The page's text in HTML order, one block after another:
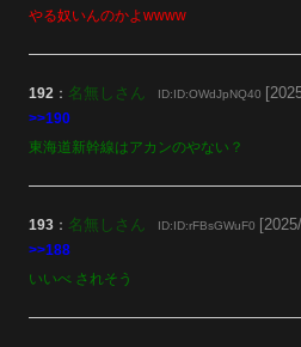
やる奴いんのかよwwww
192 ： 名無しさん ID:ID:OWdJpNQ40
>>190
東海道新幹線はアカンのやない？
193 ： 名無しさん ID:ID:rFBsGWuF0
>>188
いいべ されそう